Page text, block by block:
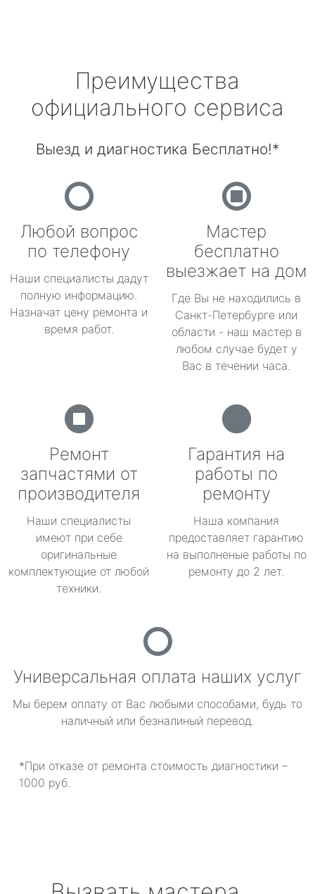
Преимущества
официального сервиса
Выезд и диагностика Бесплатно!*
Любой вопрос
по телефону
Наши специалисты дадут
полную информацию.
Назначат цену ремонта и
время работ.
Мастер
бесплатно
выезжает на дом
Где Вы не находились в
Санкт-Петербурге или
области - наш мастер в
любом случае будет у
Вас в течении часа.
Ремонт
запчастями от
производителя
Наши специалисты
имеют при себе
оригинальные
комплектующие от любой
техники.
Гарантия на
работы по
ремонту
Наша компания
предоставляет гарантию
на выполненые работы по
ремонту до 2 лет.
Универсальная оплата наших услуг
Мы берем оплату от Вас любыми способами, будь то
наличный или безналиный перевод.
*При отказе от ремонта стоимость диагностики –
1000 руб.